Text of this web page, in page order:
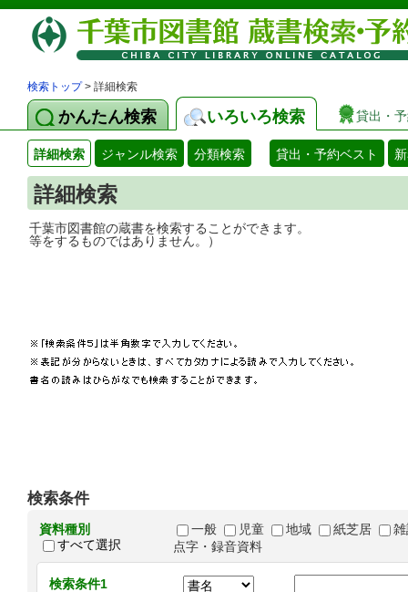
検索トップ> 詳細検索
かんたん検索 いろいろ検索 貸出・
詳細検索 ジャンル検索 分類検索 貸出・予約ベスト
詳細検索
千葉市図書館の蔵書を検索することがで
等をするものではありません。）
検索条件
資料種別
すべて選択
一般 児童 地域 紙芝居
点字・録音資料
検索条件1